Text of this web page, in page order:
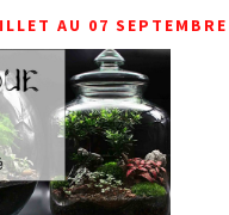
AU 07 SEPTEMBRE